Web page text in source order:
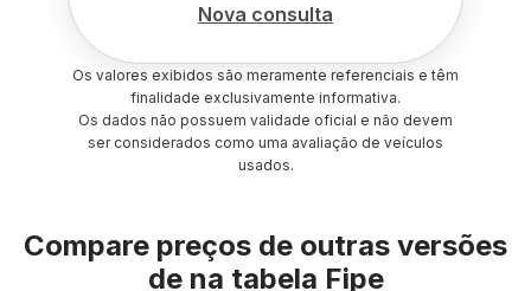
Nova consulta
Os valores exibidos são meramente referenciais e têm
finalidade exclusivamente informativa.
Os dados não possuem validade oficial e não devem
ser considerados como uma avaliação de veículos
usados.
Compare preços de outras versões
de na tabela Fipe